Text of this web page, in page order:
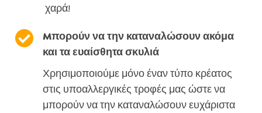
χαρά!

Mπορούν να την καταναλώσουν ακόμα
και τα ευαίσθητα σκυλιά
Χρησιμοποιούμε μόνο έναν τύπο κρέατος
στις υποαλλεργικές τροφές μας ώστε να
μπορούν να την καταναλώσουν ευχάριστα